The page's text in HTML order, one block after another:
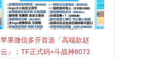
苹果微信多开首选「高端款赵
云」：TF正式码+斗战神8073